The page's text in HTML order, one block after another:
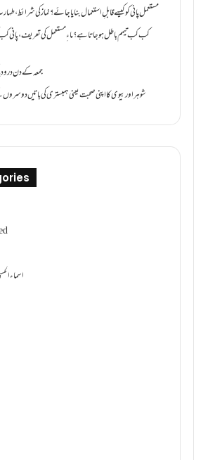
مستعمل پانی کو کیسے قابلِ استعمال بنایا جائے؟ نماز کی شرائط
کب کب تیمم باطل ہو جاتا ہے؟ ماءِ مستعمل کی تعریف ،پانی
جمعہ کے دن
شوہر اور بیوی کا اپنی صحبت یعنی ہمبستری کی باتیں